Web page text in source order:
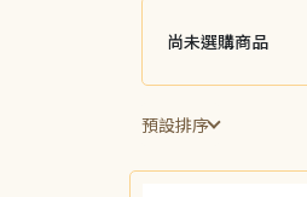
尚未選購商品
預設排序